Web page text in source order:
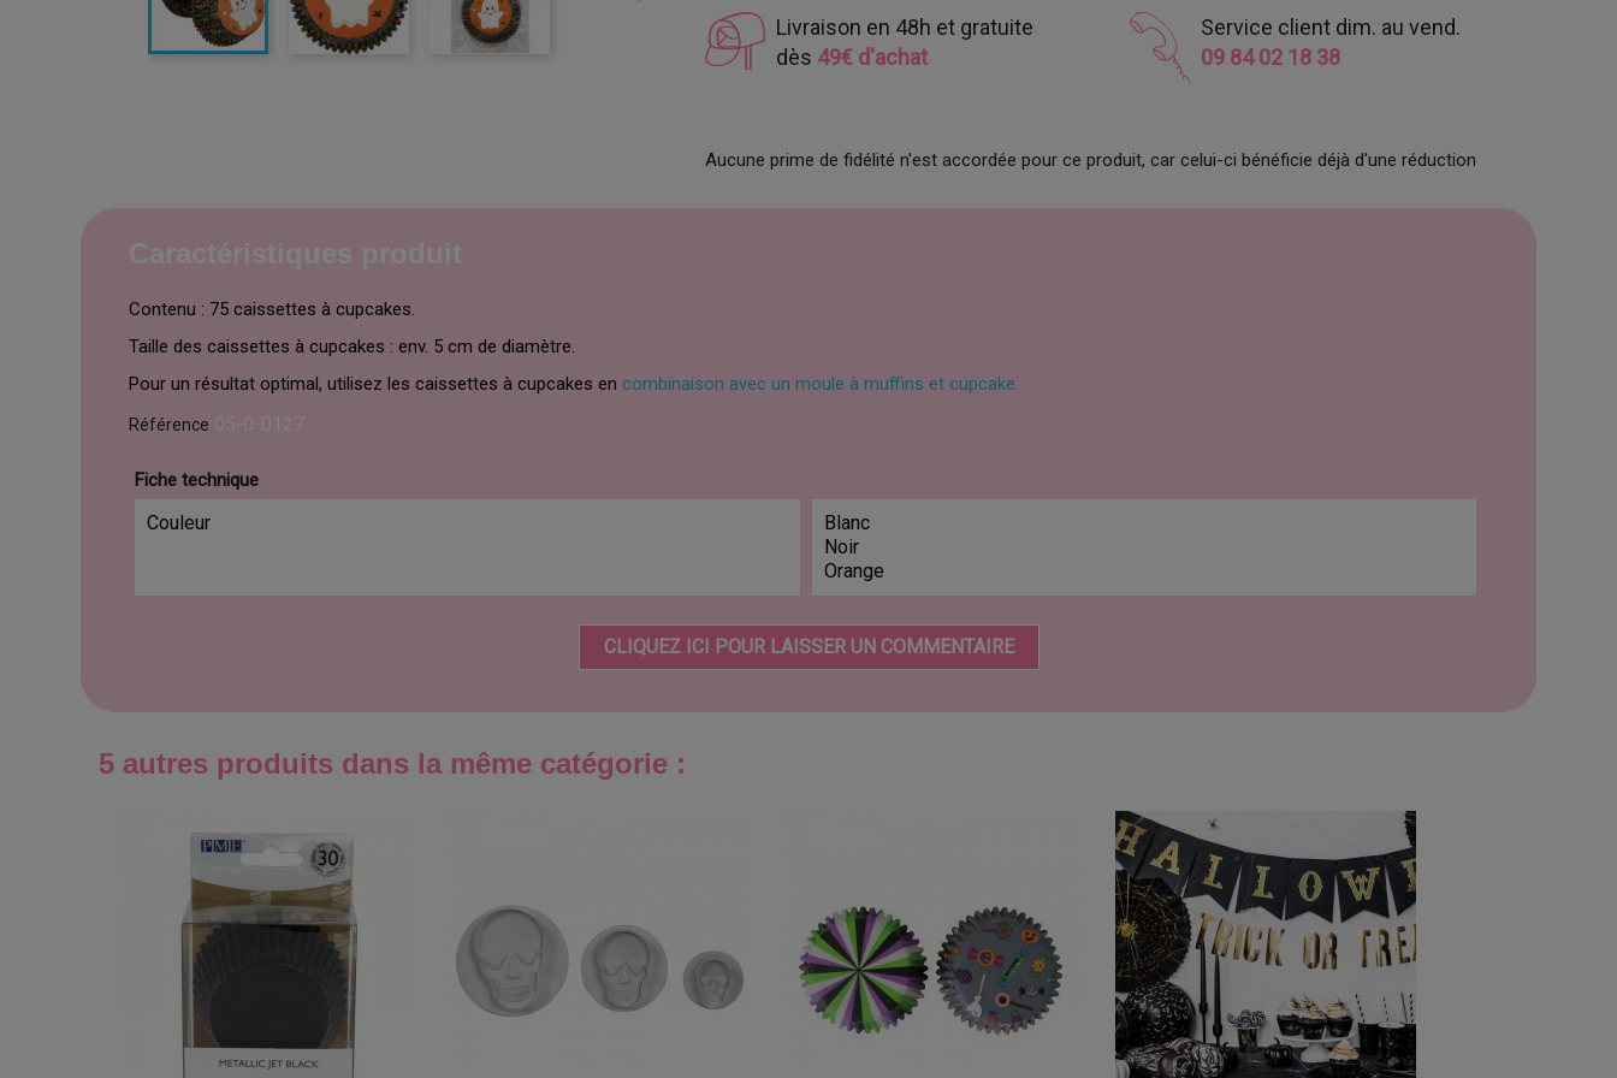
Livraison en 48h et gratuite
dès 49€ d'achat
Service client dim. au vend.
09 84 02 18 38
Aucune prime de fidélité n'est accordée pour ce produit, car celui-ci bénéficie déjà d'une réduction
Contenu : 75 caissettes à cupcakes.
Taille des caissettes à cupcakes : env. 5 cm de diamètre.
Pour un résultat optimal, utilisez les caissettes à cupcakes en combinaison avec un moule à muffins et cupcake.
Référence
Fiche technique
Couleur
Blanc
Noir
Orange
CLIQUEZ ICI POUR LAISSER UN COMMENTAIRE
5 autres produits dans la même catégorie :